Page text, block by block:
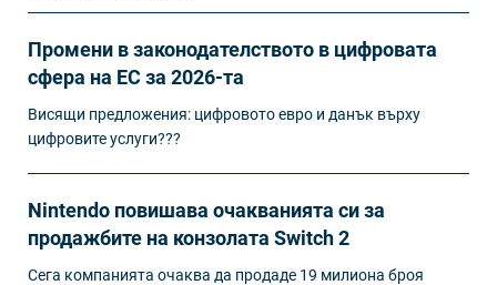
Промени в законодателството в цифровата
сфера на ЕС за 2026-та
Висящи предложения: цифровото евро и данък върху
цифровите услуги???
Nintendo повишава очакванията си за
продажбите на конзолата Switch 2
Сега компанията очаква да продаде 19 милиона броя